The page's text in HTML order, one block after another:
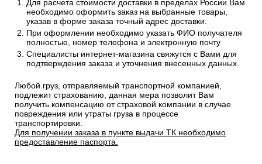
Для расчета стоимости доставки в пределах России Вам
необходимо оформить заказ на выбранные товары,
указав в форме заказа точный адрес доставки.
При оформлении необходимо указать ФИО получателя
полностью, номер телефона и электронную почту
Специалисты интернет-магазина свяжутся с Вами для
подтверждения заказа и уточнения внесенных данных.
Любой груз, отправляемый транспортной компанией,
подлежит страхованию, данная мера позволит Вам
получить компенсацию от страховой компании в случае
повреждения или утраты груза в процессе
транспортировки.
Для получении заказа в пункте выдачи ТК необходимо
предоставление паспорта.